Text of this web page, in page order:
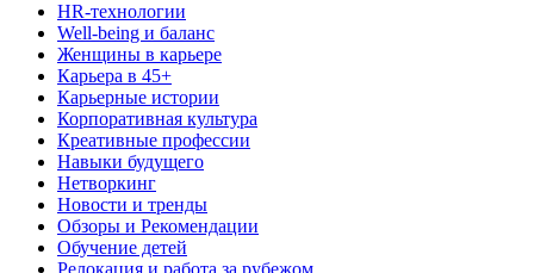
HR‑технологии
Well-being и баланс
Женщины в карьере
Карьера в 45+
Карьерные истории
Корпоративная культура
Креативные профессии
Навыки будущего
Нетворкинг
Новости и тренды
Обзоры и Рекомендации
Обучение детей